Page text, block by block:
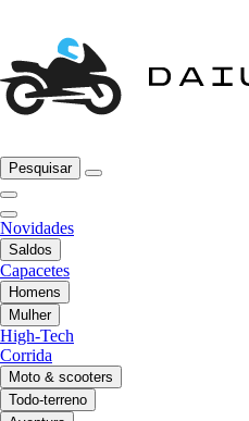
Pesquisar
Novidades
Saldos
Capacetes
Homens
Mulher
High-Tech
Corrida
Moto & scooters
Todo-terreno